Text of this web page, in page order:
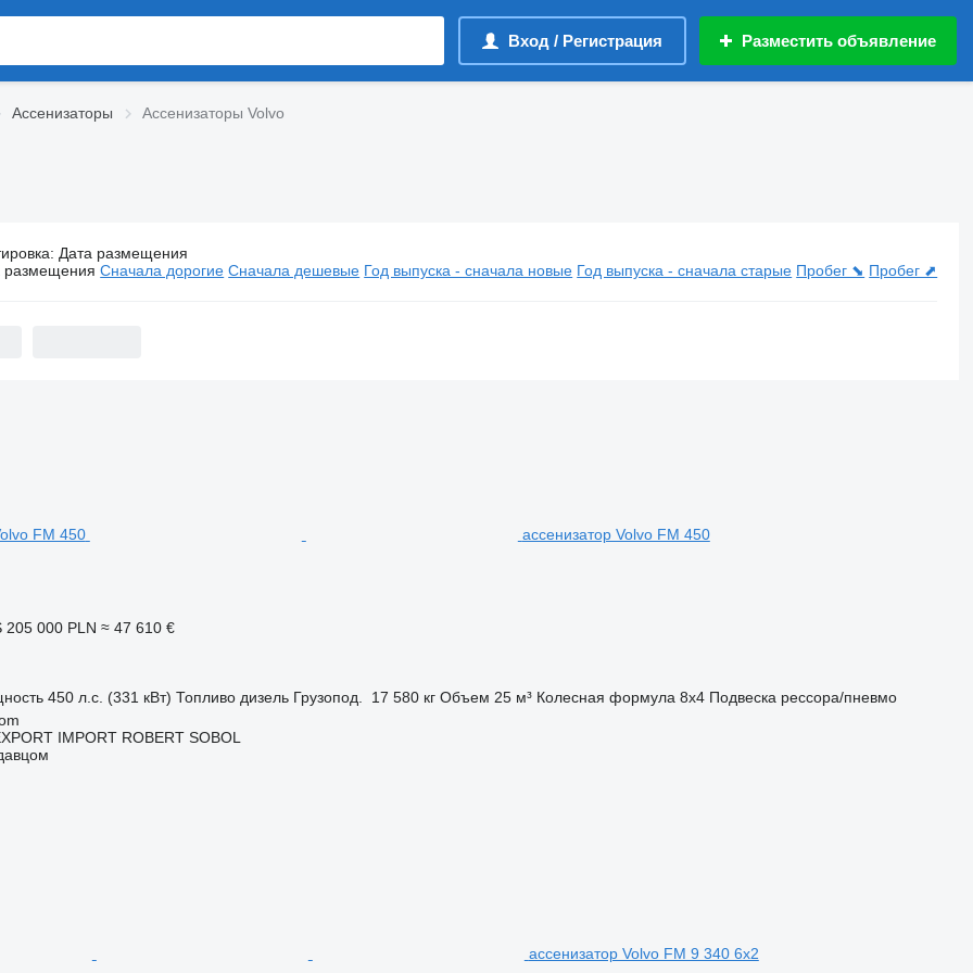
Вход / Регистрация Разместить объявление
Ассенизаторы Ассенизаторы Volvo
Ассенизаторы Volvo
: Дата размещения
размещения Сначала дорогие Сначала дешевые Год выпуска - сначала новые Год выпуска - сначала старые Пробег ⬊ Пробег ⬈
ассенизатор Volvo FM 450
205 000 PLN ≈ 47 610 €
450 л.с. (331 кВт) Топливо дизель Грузопод. 17 580 кг Объем 25 м³ Колесная формула 8x4 Подвеска рессора/пневмо
IMPORT ROBERT SOBOL
ассенизатор Volvo FM 9 340 6x2